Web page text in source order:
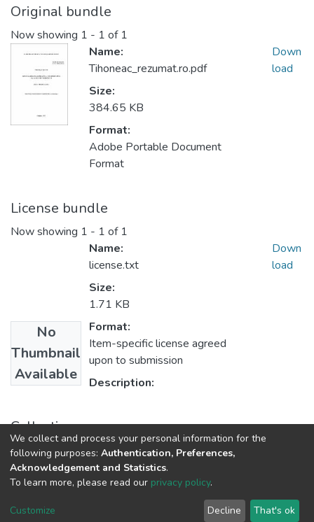
Original bundle
Now showing 1 - 1 of 1
Name:
Tihoneac_rezumat.ro.pdf
Size:
384.65 KB
Format:
Adobe Portable Document
Format
Down
load
License bundle
Now showing 1 - 1 of 1
No
Thumbnail
Available
Name:
license.txt
Size:
1.71 KB
Format:
Item-specific license agreed
upon to submission
Description:
Down
load
Collections
2. Rezumatele tezelor de doctor
DSpace software copyright © 2002-2026
Cookie
End User
Send
We collect and process your personal information for the
following purposes: Authentication, Preferences,
Acknowledgement and Statistics.
To learn more, please read our privacy policy.
Customize Decline That's ok